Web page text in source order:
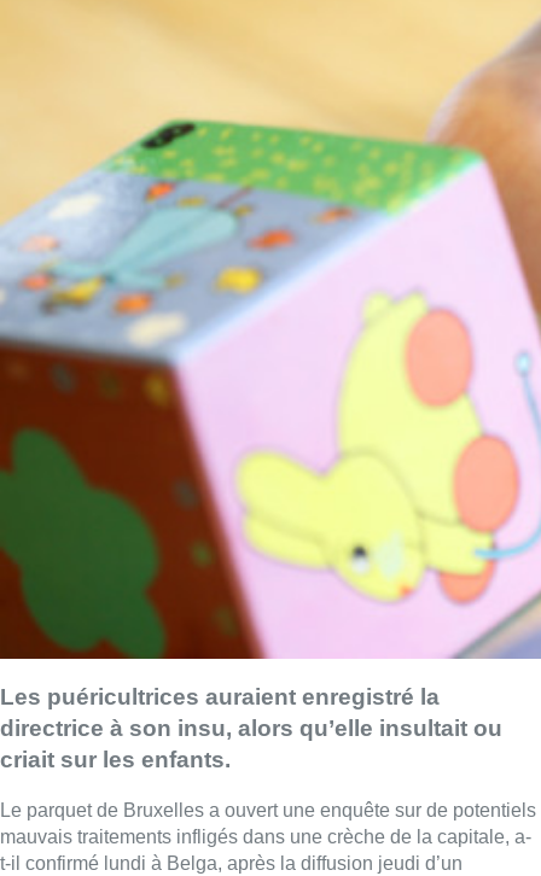
Les puéricultrices auraient enregistré la
directrice à son insu, alors qu’elle insultait ou
criait sur les enfants.
Le parquet de Bruxelles a ouvert une enquête sur de potentiels
mauvais traitements infligés dans une crèche de la capitale, a-
t-il confirmé lundi à Belga, après la diffusion jeudi d’un